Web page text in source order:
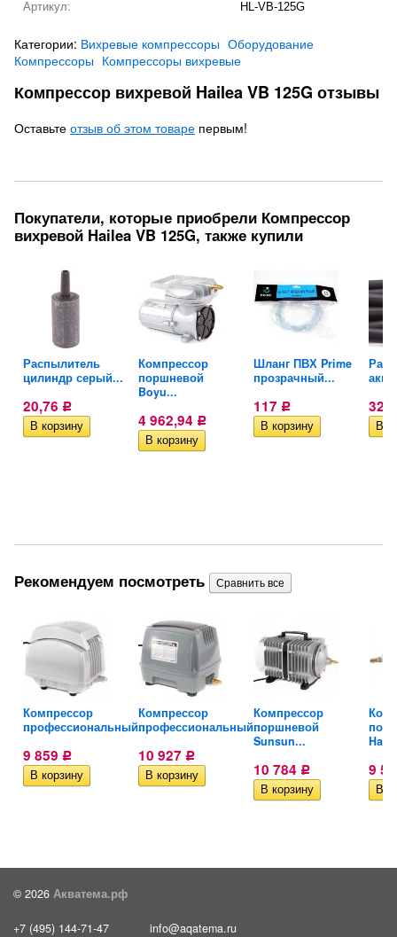
Артикул:
HL-VB-125G
Категории: Вихревые компрессоры Оборудование
Компрессоры Компрессоры вихревые
Компрессор вихревой Hailea VB 125G отзывы
Оставьте отзыв об этом товаре первым!
Покупатели, которые приобрели Компрессор
вихревой Hailea VB 125G, также купили
Распылитель
цилиндр серый...
20,76 Р
Компрессор
поршневой
Boyu...
4 962,94 Р
Шланг ПВХ Prime
прозрачный...
117 Р 328
Рекомендуем посмотреть
Компрессор
профессиональный...
9 859 Р
Компрессор
профессиональный...
10 927 Р
Компрессор
поршневой
Sunsun...
10 784 Р 9
© 2026 Акватема.рф
+7 (495) 144-71-47 info@aqatema.ru